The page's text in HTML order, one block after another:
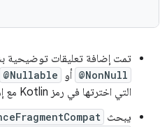
تمت إضافة تعليقات توضيحية
@NonNull أو @Nullable
التي اخترتها في رمز Kotlin مع إمكانية القيم الفارغة المحدّدة الآن.
يبحث